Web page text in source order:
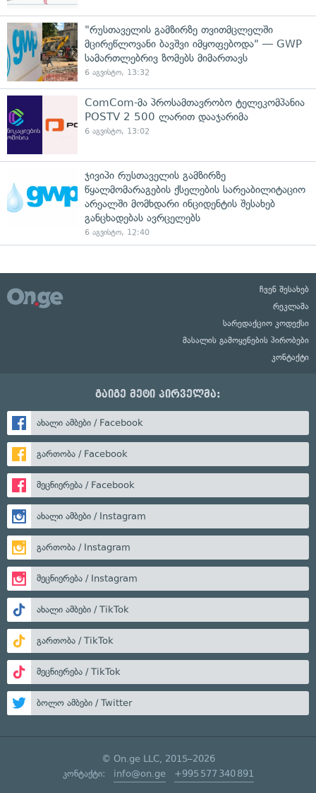
"რუსთაველის გამზირზე თვითმცლელში
მცირეწლოვანი ბავშვი იმყოფებოდა" — GWP
სამართლებრივ ზომებს მიმართავს
6 აგვისტო, 13:32
ComCom-მა პროსამთავრობო ტელეკომპანია
POSTV 2 500 ლარით დააჯარიმა
6 აგვისტო, 13:02
ჯივიპი რუსთაველის გამზირზე
წყალმომარაგების ქსელების სარეაბილიტაციო
არეალში მომხდარი ინციდენტის შესახებ
განცხადებას ავრცელებს
6 აგვისტო, 12:40
ჩვენ შესახებ
რეკლამა
სარედაქციო კოდექსი
მასალის გამოყენების პირობები
კონტაქტი
გაიგე მეტი პირველმა:
ახალი ამბები / Facebook
გართობა / Facebook
მეცნიერება / Facebook
ახალი ამბები / Instagram
გართობა / Instagram
მეცნიერება / Instagram
ახალი ამბები / TikTok
გართობა / TikTok
მეცნიერება / TikTok
ბოლო ამბები / Twitter
© On.ge LLC, 2015–2026
კონტაქტი: info@on.ge +995 577 340 891